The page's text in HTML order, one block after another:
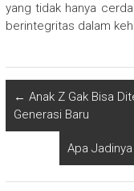
yang tidak hanya
berintegritas dalam
← Anak Z Gak Bisa
Generasi Baru
Apa